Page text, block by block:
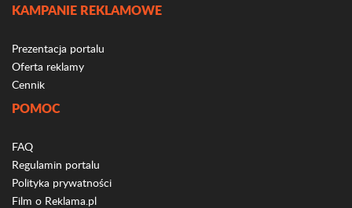
KAMPANIE REKLAMOWE
Prezentacja portalu
Oferta reklamy
Cennik
POMOC
FAQ
Regulamin portalu
Polityka prywatności
Film o Reklama.pl